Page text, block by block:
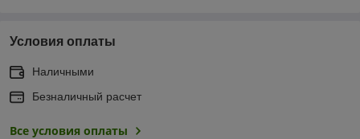
Условия оплаты
Наличными
Безналичный расчет
Все условия оплаты